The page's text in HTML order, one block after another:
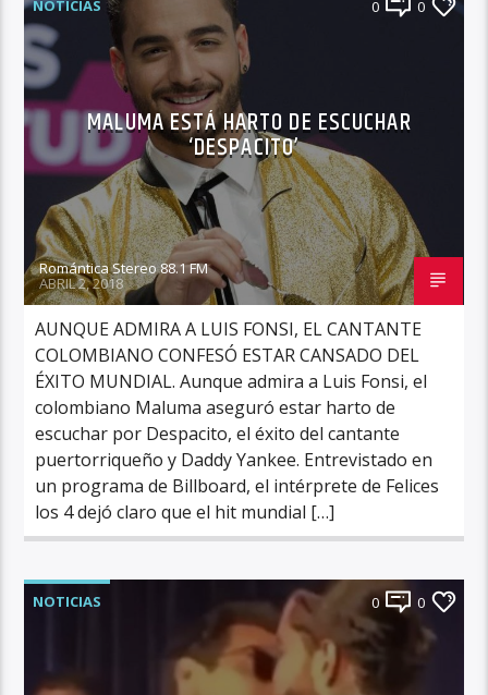
NOTICIAS 0 0
MALUMA ESTÁ HARTO DE ESCUCHAR
‘DESPACITO’
Romántica Stereo 88.1 FM
ABRIL 2, 2018
AUNQUE ADMIRA A LUIS FONSI, EL CANTANTE
COLOMBIANO CONFESÓ ESTAR CANSADO DEL
ÉXITO MUNDIAL. Aunque admira a Luis Fonsi, el
colombiano Maluma aseguró estar harto de
escuchar por Despacito, el éxito del cantante
puertorriqueño y Daddy Yankee. Entrevistado en
un programa de Billboard, el intérprete de Felices
los 4 dejó claro que el hit mundial […]
NOTICIAS 0 0